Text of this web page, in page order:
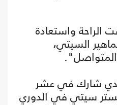
واستعادة
السيتي،
شارك في عشر
سيتي في الدوري